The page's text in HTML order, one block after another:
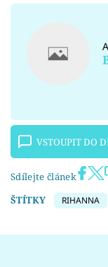
VSTOUPIT DO
Sdílejte článek
ŠTÍTKY
RIHANNA